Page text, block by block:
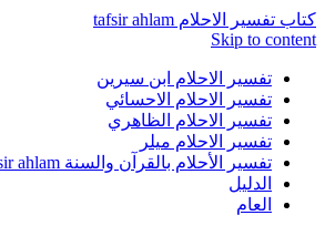
كتاب تفسير الاحلام tafsir ahlam
Skip to content
تفسير الاحلام ابن سيرين
تفسير الاحلام الاحسائي
تفسير الاحلام الظاهري
تفسير الاحلام ميلر
تفسير الأحلام بالقرآن والسنة tafsir ahlam
الدليل
العام